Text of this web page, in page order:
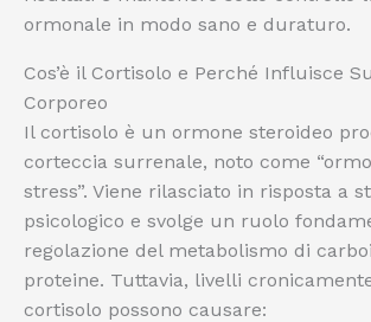
ormonale in modo sano e duraturo.
Cos’è il Cortisolo e Perché Influisce
Corporeo
Il cortisolo è un ormone steroideo
corteccia surrenale, noto come
stress”. Viene rilasciato in risposta a
psicologico e svolge un ruolo
regolazione del metabolismo di
proteine. Tuttavia, livelli
cortisolo possono causare: